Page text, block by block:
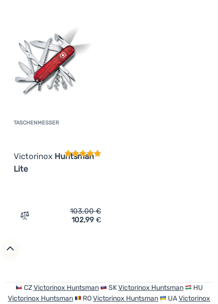
TASCHENMESSER
Victorinox Huntsman
Lite
Zum Vergleich 'Taschenmesser Victorinox Huntsman
103,00€
102,99 €
CZVictorinox Huntsman SKVictorinox Huntsman
HU
Victorinox Huntsman
ROVictorinox Huntsman UAVictorinox